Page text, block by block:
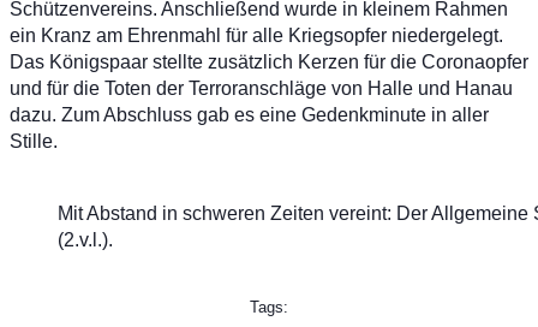
Schützenvereins. Anschließend wurde in kleinem Rahmen
ein Kranz am Ehrenmahl für alle Kriegsopfer niedergelegt.
Das Königspaar stellte zusätzlich Kerzen für die Coronaopfer
und für die Toten der Terroranschläge von Halle und Hanau
dazu. Zum Abschluss gab es eine Gedenkminute in aller
Stille.
Mit Abstand in schweren Zeiten vereint: Der
(2.v.l.).
Tags: